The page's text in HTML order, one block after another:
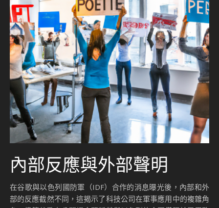
內部反應與外部聲明
在谷歌與以色列國防軍（IDF）合作的消息曝光後，內部和外
部的反應截然不同，這揭示了科技公司在軍事應用中的複雜角